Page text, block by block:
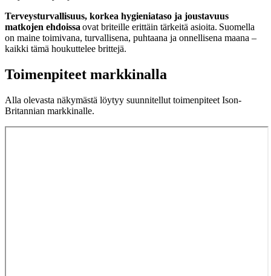
Terveysturvallisuus, korkea hygieniataso ja joustavuus
matkojen ehdoissa ovat briteille erittäin tärkeitä asioita. Suomella
on maine toimivana, turvallisena, puhtaana ja onnellisena maana –
kaikki tämä houkuttelee brittejä.​
Toimenpiteet markkinalla
Alla olevasta näkymästä löytyy suunnitellut toimenpiteet Ison-
Britannian markkinalle.